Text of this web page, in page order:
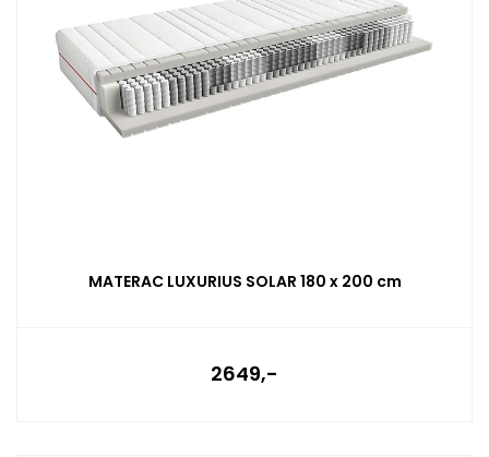
MATERAC LUXURIUS SOLAR 180 x 200 cm
2649,-